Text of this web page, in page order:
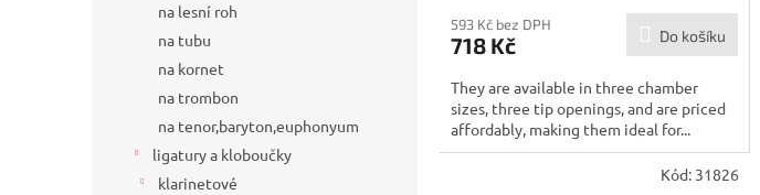
na lesní roh
na tubu
na kornet
na trombon
na tenor,baryton,euphonyum
ligatury a kloboučky
klarinetové
593 Kč bez DPH
718 Kč Do košíku
They are available in three chamber
sizes, three tip openings, and are priced
affordably, making them ideal for...
Kód: 31826